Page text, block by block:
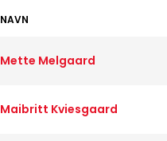
NAVN
Mette Melgaard
Maibritt Kviesgaard